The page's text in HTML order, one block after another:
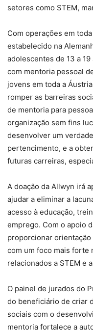
setores como STEM,
Com operações em
estabelecido na
adolescentes de 13 a
com mentoria pessoal
jovens em toda a
romper as barreiras
de mentoria para
organização sem fins
desenvolver um
pertencimento, e a
futuras carreiras,
A doação da Allwyn irá
ajudar a eliminar a
acesso à educação,
emprego. Com o apoio
proporcionar
com um foco mais forte
relacionados a STEM e
O painel de jurados do
do beneficiário de criar
sociais com o
mentoria fortalece a